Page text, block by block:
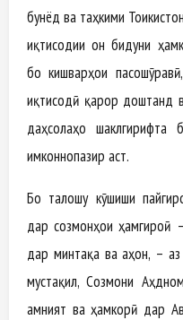
бунёд ва таҳкими
иқтисодии он бидуни
бо кишварҳои
иқтисодӣ қарор доштанд
даҳсолаҳо шаклгирифта
имконнопазир аст.
Бо талошу кӯшиши
дар созмонҳои ҳамгироӣ
дар минтақа ва ҷаҳон, –
мустақил, Созмони
амният ва ҳамкорӣ дар